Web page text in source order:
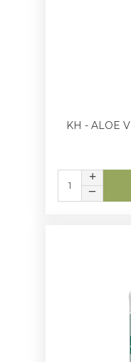
KH - ALOE